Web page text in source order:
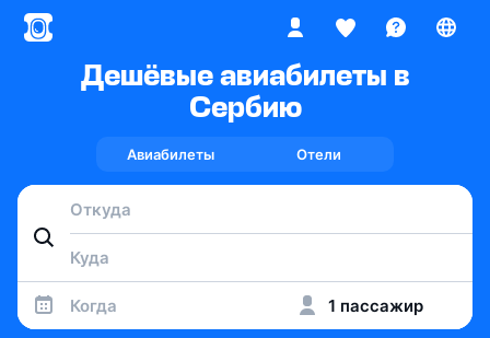
Дешёвые авиабилеты в
Сербию
Авиабилеты Отели
Когда 1 пассажир